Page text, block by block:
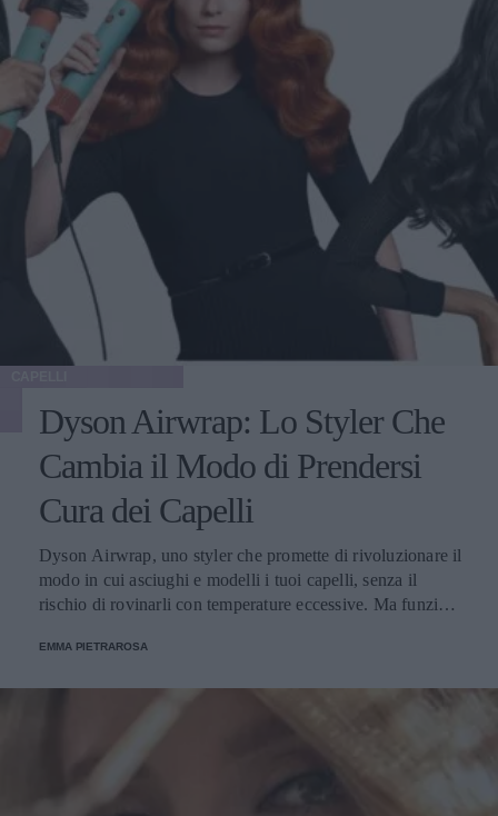
Dyson Airwrap: Lo Styler Che
Cambia il Modo di Prendersi
Cura dei Capelli
Dyson Airwrap, uno styler che promette di rivoluzionare il
modo in cui asciughi e modelli i tuoi capelli, senza il
rischio di rovinarli con temperature eccessive. Ma funziona
EMMA PIETRAROSA